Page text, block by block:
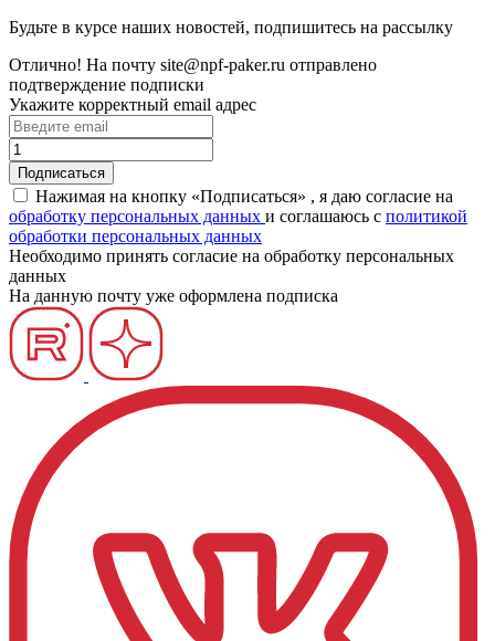
Будьте в курсе наших новостей, подпишитесь на рассылку
Отлично! На почту site@npf-paker.ru отправлено
подтверждение подписки
Укажите корректный email адрес
Нажимая на кнопку «Подписаться» , я даю согласие на
обработку персональных данных и соглашаюсь c политикой
обработки персональных данных
Необходимо принять согласие на обработку персональных
данных
На данную почту уже оформлена подписка